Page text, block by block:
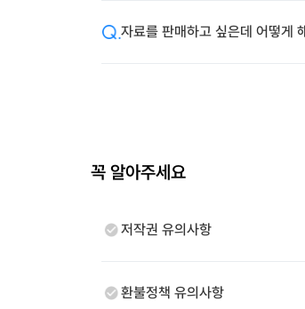
자료를 판매하고 싶은데 어떻게
꼭 알아주세요
저작권 유의사항
환불정책 유의사항